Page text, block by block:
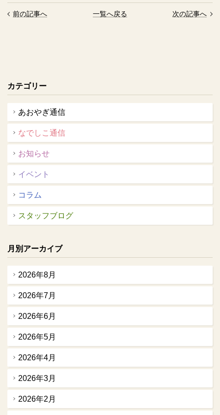
前の記事へ 一覧へ戻る 次の記事へ
カテゴリー
あおやぎ通信
なでしこ通信
お知らせ
イベント
コラム
スタッフブログ
月別アーカイブ
2026年8月
2026年7月
2026年6月
2026年5月
2026年4月
2026年3月
2026年2月